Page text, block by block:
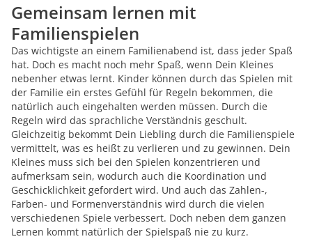
Gemeinsam lernen mit
Familienspielen
Das wichtigste an einem Familienabend ist, dass jeder Spaß
hat. Doch es macht noch mehr Spaß, wenn Dein Kleines
nebenher etwas lernt. Kinder können durch das Spielen mit
der Familie ein erstes Gefühl für Regeln bekommen, die
natürlich auch eingehalten werden müssen. Durch die
Regeln wird das sprachliche Verständnis geschult.
Gleichzeitig bekommt Dein Liebling durch die Familienspiele
vermittelt, was es heißt zu verlieren und zu gewinnen. Dein
Kleines muss sich bei den Spielen konzentrieren und
aufmerksam sein, wodurch auch die Koordination und
Geschicklichkeit gefordert wird. Und auch das Zahlen-,
Farben- und Formenverständnis wird durch die vielen
verschiedenen Spiele verbessert. Doch neben dem ganzen
Lernen kommt natürlich der Spielspaß nie zu kurz.